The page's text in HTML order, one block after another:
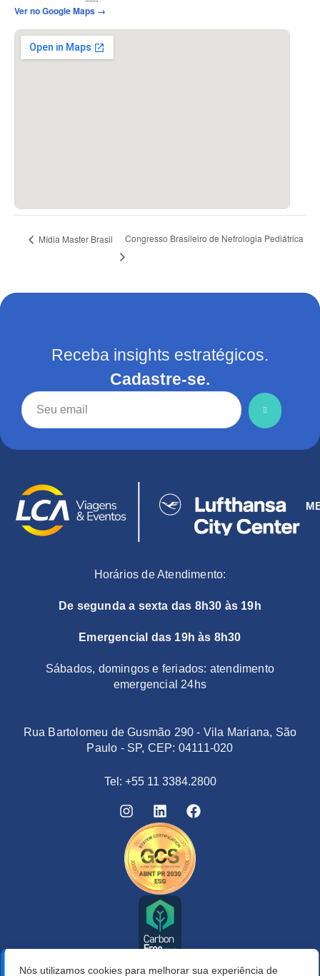
Ver no Google Maps →
Mídia Master Brasil Congresso Brasileiro de Nefrologia Pediátrica
Receba insights estratégicos.
Cadastre-se.
Horários de Atendimento:
De segunda a sexta das 8h30 às 19h
Emergencial das 19h às 8h30
Sábados, domingos e feriados: atendimento
emergencial 24hs
Rua Bartolomeu de Gusmão 290 - Vila Mariana, São
Paulo - SP, CEP: 04111-020
Tel: +55 11 3384.2800
Nós utilizamos cookies para melhorar sua experiência de